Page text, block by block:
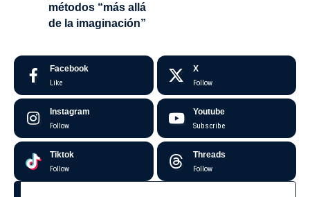
métodos “más allá
de la imaginación”
Facebook
Like
X
Follow
Instagram
Follow
Youtube
Subscribe
Tiktok
Follow
Threads
Follow